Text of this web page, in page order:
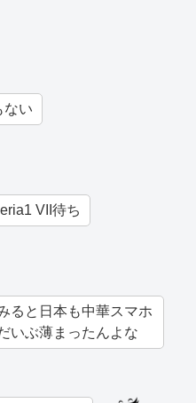
ない
VII待ち
ると日本も中華スマホ
いぶ薄まったんよな